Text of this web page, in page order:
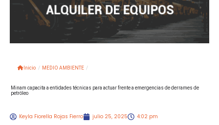
Inicio / MEDIO AMBIENTE /
Minam capacita a entidades técnicas para actuar frente a emergencias de derrames de
petróleo
Keyla Fiorella Rojas Fierro julio 25, 2025 4:02 pm